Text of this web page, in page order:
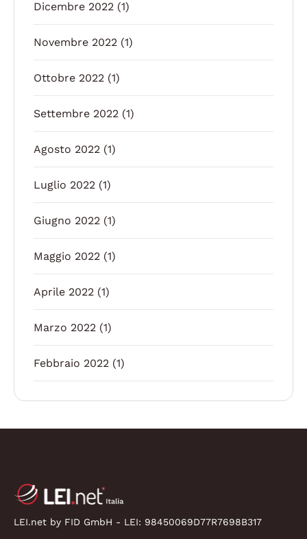
Dicembre 2022 (1)
Novembre 2022 (1)
Ottobre 2022 (1)
Settembre 2022 (1)
Agosto 2022 (1)
Luglio 2022 (1)
Giugno 2022 (1)
Maggio 2022 (1)
Aprile 2022 (1)
Marzo 2022 (1)
Febbraio 2022 (1)
LEI.net by FID GmbH - LEI: 98450069D77R7698B317